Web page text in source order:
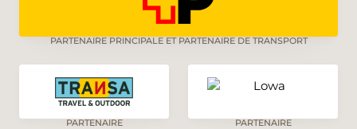
PARTENAIRE PRINCIPALE ET PARTENAIRE DE TRANSPORT
PARTENAIRE PARTENAIRE